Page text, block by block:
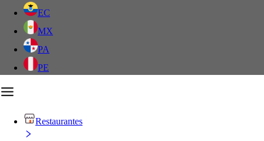
EC
MX
PA
PE
Restaurantes